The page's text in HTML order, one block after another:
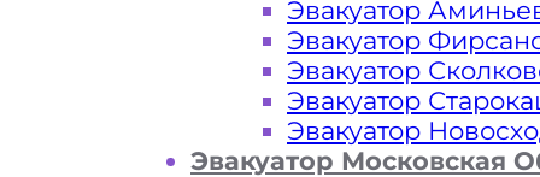
Эвакуатор
Эвакуатор
Эвакуатор
Эвакуатор
Эвакуатор
Эвакуатор Московская